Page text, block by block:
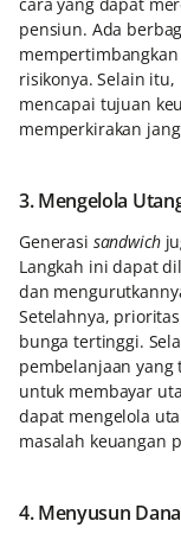
pensiun. Ada
risikonya. Selain
mencapai tujuan
memperkirakan
3. Mengelola
Generasi sandwich
Langkah ini dapat
dan
Setelahnya,
bunga tertinggi.
pembelanjaan
untuk membayar
dapat mengelola
masalah keuangan
4. Menyusun